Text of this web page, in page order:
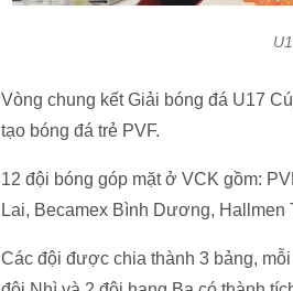
Vòng chung kết Giải bóng đá U17
tạo bóng đá trẻ PVF.
12 đội bóng góp mặt ở VCK gồm:
Lai, Becamex Bình Dương, Hallmen
Các đội được chia thành 3 bảng,